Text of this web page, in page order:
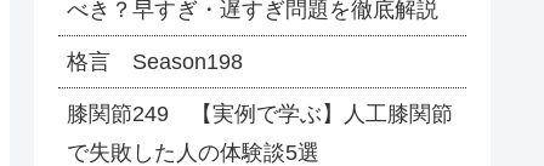
べき？早すぎ・遅すぎ問題を徹底解説
格言 Season198
膝関節249 【実例で学ぶ】人工膝関節
で失敗した人の体験談5選